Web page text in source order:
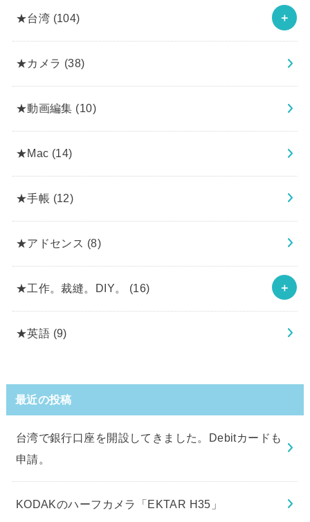
★台湾 (104)
★カメラ (38)
★動画編集 (10)
★Mac (14)
★手帳 (12)
★アドセンス (8)
★工作。裁縫。DIY。 (16)
★英語 (9)
最近の投稿
台湾で銀行口座を開設してきました。Debitカードも
申請。
KODAKのハーフカメラ「EKTAR H35」